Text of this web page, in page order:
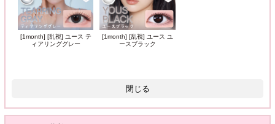
[1month] [乱視] ユース テ
ィアリンググレー
[1month] [乱視] ユース ユ
ースブラック
閉じる